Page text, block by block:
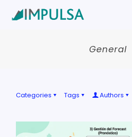
General
Categories Tags Authors